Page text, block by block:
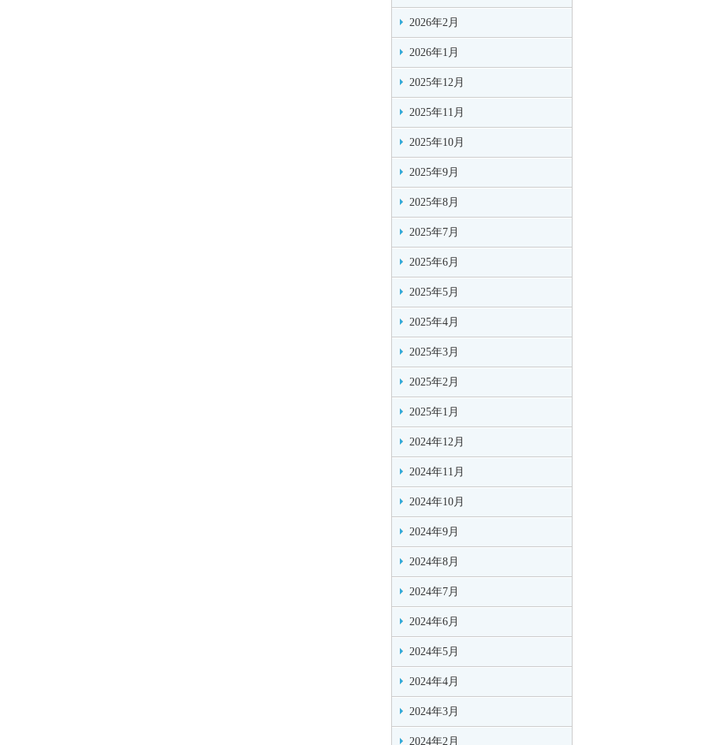
2026年2月
2026年1月
2025年12月
2025年11月
2025年10月
2025年9月
2025年8月
2025年7月
2025年6月
2025年5月
2025年4月
2025年3月
2025年2月
2025年1月
2024年12月
2024年11月
2024年10月
2024年9月
2024年8月
2024年7月
2024年6月
2024年5月
2024年4月
2024年3月
2024年2月